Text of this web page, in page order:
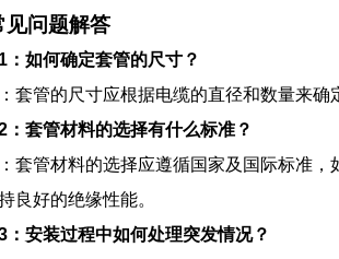
见问题解答
：如何确定套管的尺寸？
套管的尺寸应根据电缆的直径和数量来
：套管材料的选择有什么标准？
套管材料的选择应遵循国家及国际标准
良好的绝缘性能。
：安装过程中如何处理突发情况？